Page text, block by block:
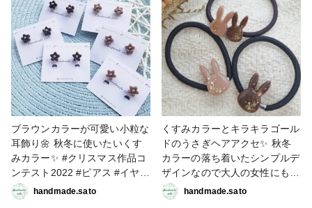
ブラウンカラーが可愛い小粒な
耳飾り🌼 秋冬に使いたいくす
みカラー✨ #クリスマス作品コ
ンテスト2022 #ピアス #イヤリ
ング #handmadesato
handmade.sato
くすみカラーとキラキラゴール
ドのうさぎヘアアクセ✨ 秋冬
カラーの落ち着いたシンプルデ
ザインなので大人の女性にも
♡♡ #クリスマス作品コンテス
ト2022 #アクセサリー部 #ヘア
handmade.sato